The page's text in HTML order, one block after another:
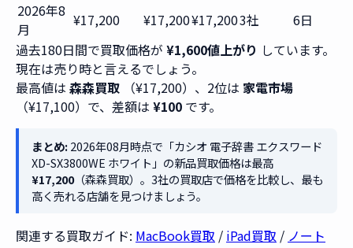
2026年8
月
¥17,200 ¥17,200¥17,2003社
6日
過去180日間で買取価格が ¥1,600値上がり しています。
現在は売り時と言えるでしょう。
最高値は 森森買取 （¥17,200）、2位は 家電市場
（¥17,100）で、差額は ¥100 です。
まとめ:2026年08月時点で「カシオ 電子辞書 エクスワード
XD-SX3800WE ホワイト」の新品買取価格は最高
¥17,200（森森買取）。3社の買取店で価格を比較し、最も
高く売れる店舗を見つけましょう。
関連する買取ガイド: MacBook買取 / iPad買取 / ノート